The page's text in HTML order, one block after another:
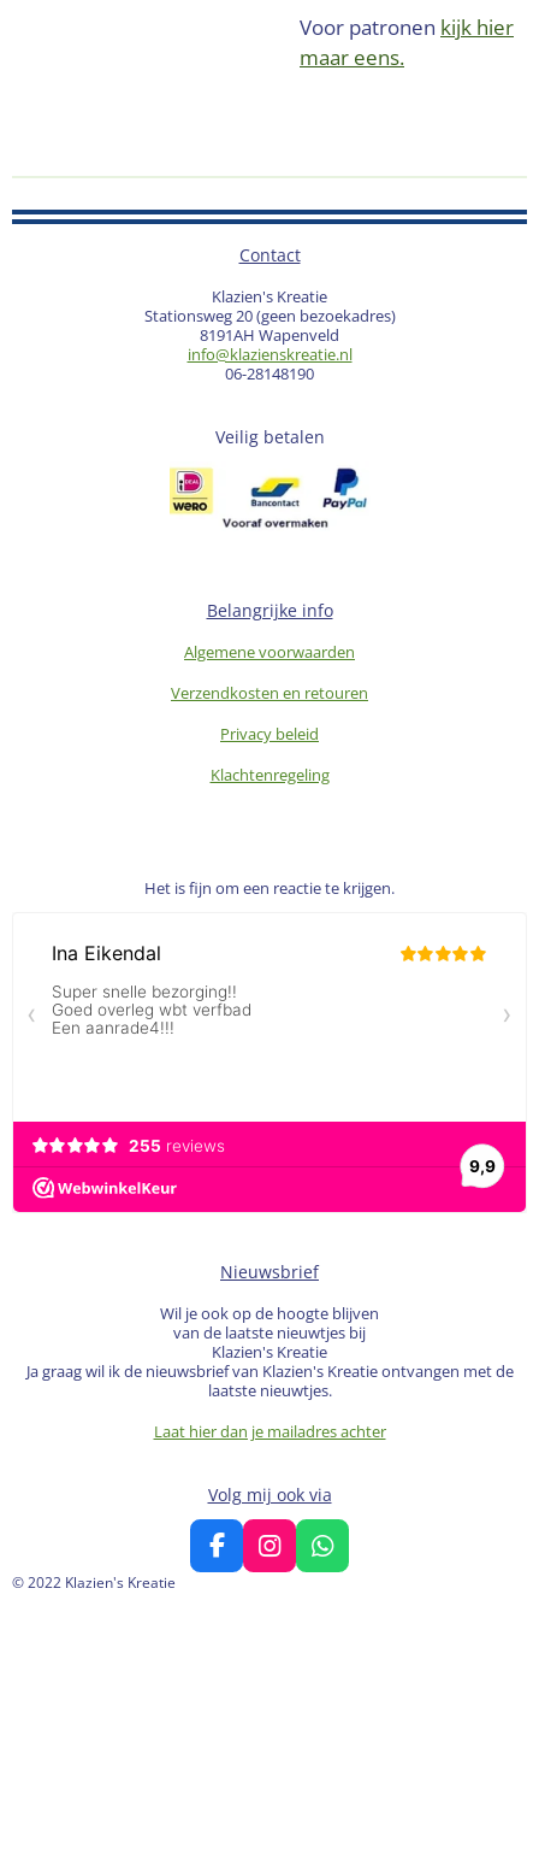
Voor patronen kijk hier
maar eens.
Contact
Klazien's Kreatie
Stationsweg 20 (geen bezoekadres)
8191AH Wapenveld
info@klazienskreatie.nl
06-28148190
Veilig betalen
Belangrijke info
Algemene voorwaarden
Verzendkosten en retouren
Privacy beleid
Klachtenregeling
Het is fijn om een reactie te krijgen.
Nieuwsbrief
Wil je ook op de hoogte blijven
van de laatste nieuwtjes bij
Klazien's Kreatie
Ja graag wil ik de nieuwsbrief van Klazien's Kreatie ontvangen met de
laatste nieuwtjes.
Laat hier dan je mailadres achter
Volg mij ook via
F
a
I
n
W
h
© 2022 Klazien's Kreatie